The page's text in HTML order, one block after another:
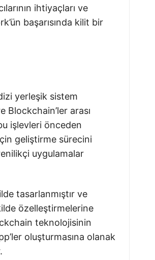
ihtiyaçları ve
başarısında kilit bir
yerleşik sistem
arası
işlevleri önceden
geliştirme sürecini
uygulamalar
tasarlanmıştır ve
özelleştirmelerine
teknolojisinin
oluşturmasına olanak